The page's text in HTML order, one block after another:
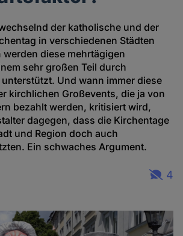
der katholische und der
in verschiedenen Städten
diese mehrtägigen
sehr großen Teil durch
Und wann immer diese
kirchlichen Großevents, die ja von
bezahlt werden, kritisiert wird,
dagegen, dass die Kirchentage
und Region doch auch
Ein schwaches Argument.
4